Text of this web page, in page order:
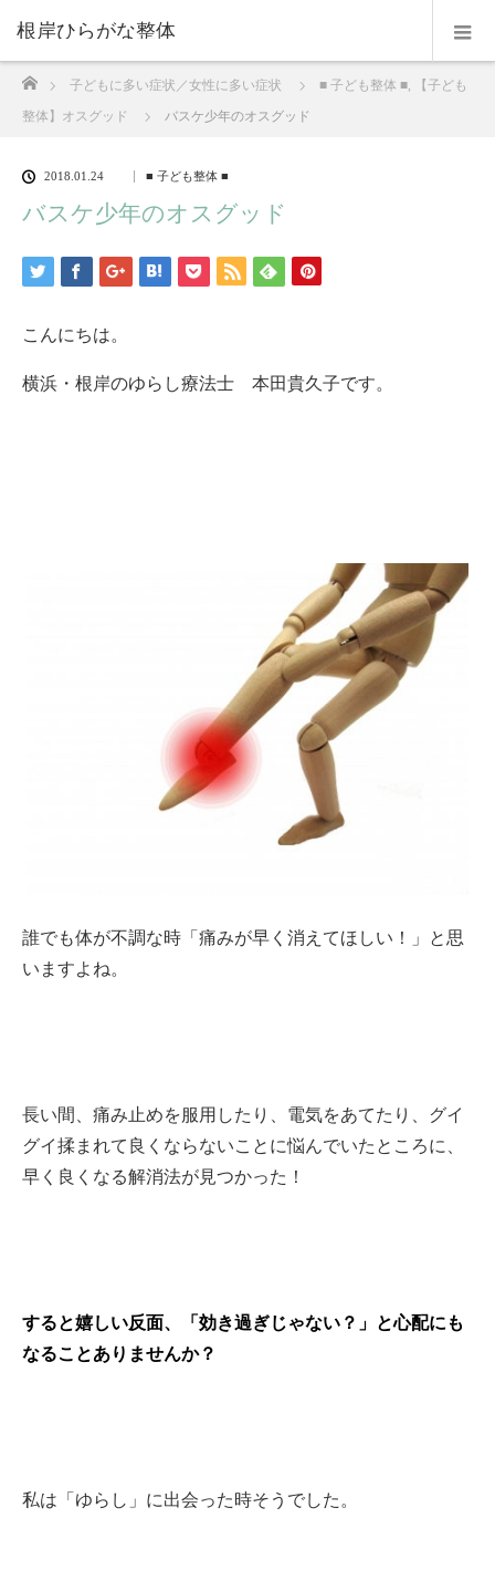
根岸ひらがな整体
ホーム
子どもに多い症状／女性に多い症状 ■ 子ども整体 ■,
【子ども
整体】オスグッド
バスケ少年のオスグッド
2018.01.24 ■ 子ども整体 ■
バスケ少年のオスグッド
こんにちは。
横浜・根岸のゆらし療法士 本田貴久子です。
誰でも体が不調な時「痛みが早く消えてほしい！」と思
いますよね。
長い間、痛み止めを服用したり、電気をあてたり、グイ
グイ揉まれて良くならないことに悩んでいたところに、
早く良くなる解消法が見つかった！
すると嬉しい反面、「効き過ぎじゃない？」と心配にも
なることありませんか？
私は「ゆらし」に出会った時そうでした。